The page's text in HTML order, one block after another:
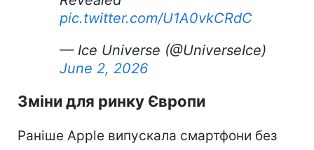
pic.twitter.com/U1A0vkCRdC
— Ice Universe (@UniverseIce)
June 2, 2026
Зміни для ринку Європи
Раніше Apple випускала смартфони без